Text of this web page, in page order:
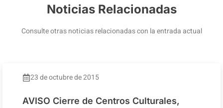
Noticias Relacionadas
Consulte otras noticias relacionadas con la entrada actual
23 de octubre de 2015
AVISO Cierre de Centros Culturales,